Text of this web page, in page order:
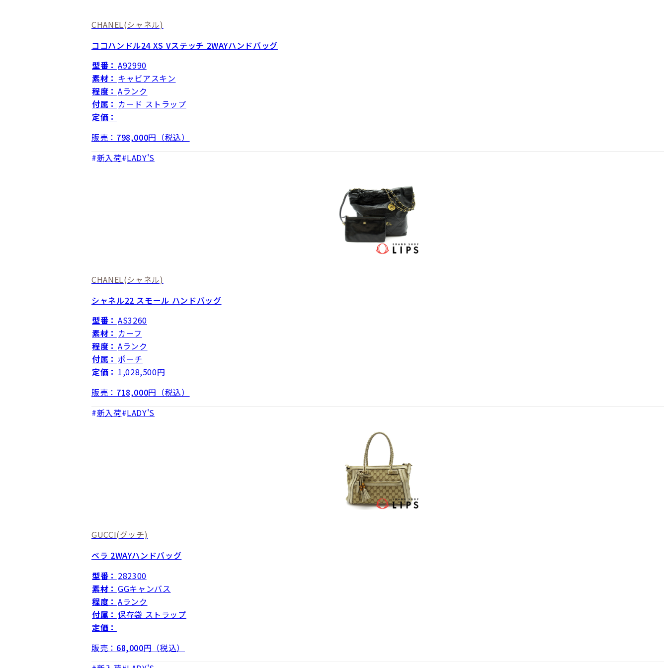
CHANEL(シャネル)
ココハンドル24 XS Vステッチ 2WAYハンドバッグ
型番： A92990
素材： キャビアスキン
程度： Aランク
付属： カード ストラップ
定価：
販売： 798,000円（税込）
新入荷 LADY'S
CHANEL(シャネル)
シャネル22 スモール ハンドバッグ
型番： AS3260
素材： カーフ
程度： Aランク
付属： ポーチ
定価： 1,028,500円
販売： 718,000円（税込）
新入荷 LADY'S
GUCCI(グッチ)
ベラ 2WAYハンドバッグ
型番： 282300
素材： GGキャンバス
程度： Aランク
付属： 保存袋 ストラップ
定価：
販売： 68,000円（税込）